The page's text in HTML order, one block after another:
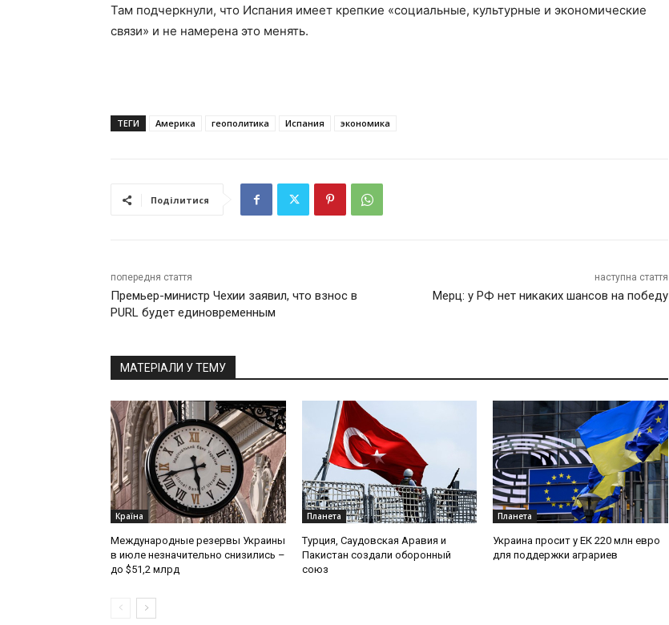
Там подчеркнули, что Испания имеет крепкие «социальные, культурные и экономические
связи» и не намерена это менять.
ТЕГИ Америка геополитика Испания экономика
Поділитися
попередня стаття
Премьер-министр Чехии заявил, что взнос в
PURL будет единовременным
наступна стаття
Мерц: у РФ нет никаких шансов на победу
МАТЕРІАЛИ У ТЕМУ
Країна
Международные резервы Украины
в июле незначительно снизились –
до $51,2 млрд
Планета
Турция, Саудовская Аравия и
Пакистан создали оборонный
союз
Планета
Украина просит у ЕК 220 млн евро
для поддержки аграриев